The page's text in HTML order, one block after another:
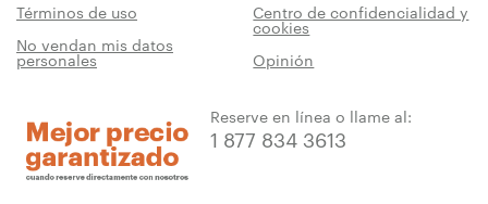
Términos de uso Centro de confidencialidad y
cookies
No vendan mis datos
personales Opinión
Reserve en línea o llame al:
1 877 834 3613